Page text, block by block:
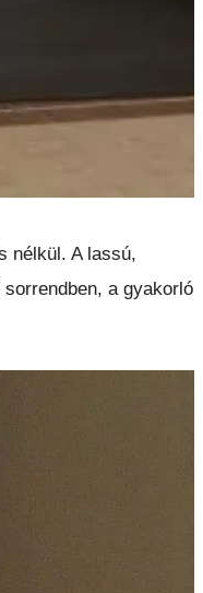
nélkül. A lassú,
a gyakorló